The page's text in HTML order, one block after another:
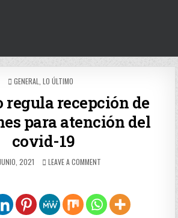
POSTED
GENERAL LO ÚLTIMO
regula recepción de
para atención del
covid-19
2021 LEAVE A COMMENTON
RECEPCIÓN
DE
DONACIONES